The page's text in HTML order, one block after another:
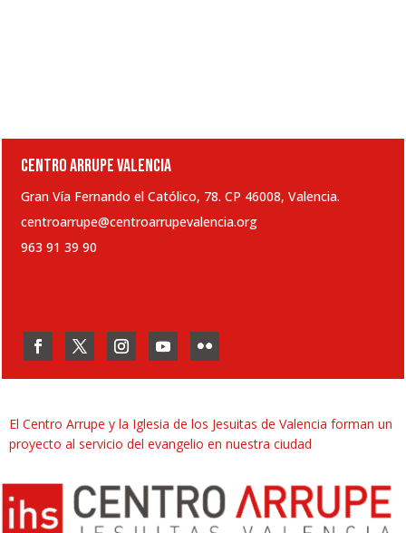
CENTRO ARRUPE VALENCIA
Gran Vía Fernando el Católico, 78. CP 46008, Valencia.
centroarrupe@centroarrupevalencia.org
963 91 39 90
El Centro Arrupe y la Iglesia de los Jesuitas de Valencia forman un
proyecto al servicio del evangelio en nuestra ciudad